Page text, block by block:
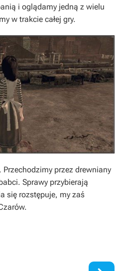
i oglądamy jedną z wielu
w trakcie całej gry.
przez drewniany
Sprawy przybierają
się rozstępuje, my zaś